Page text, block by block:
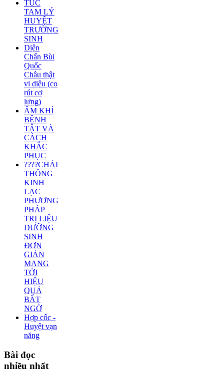
TÚC
TAM LÝ
HUYỆT
TRƯỜNG
SINH
Diện
Chẩn Bùi
Quốc
Châu thật
vi diệu (co
rút cơ
lưng)
ÂM KHÍ
BỆNH
TẬT VÀ
CÁCH
KHẮC
PHỤC
????CHẢI
THÔNG
KINH
LẠC
PHƯƠNG
PHÁP
TRỊ LIỆU
DƯỠNG
SINH
ĐƠN
GIẢN
MANG
TỚI
HIỆU
QUẢ
BẤT
NGỜ
Hợp cốc -
Huyệt vạn
năng
Bài đọc
nhiều nhất